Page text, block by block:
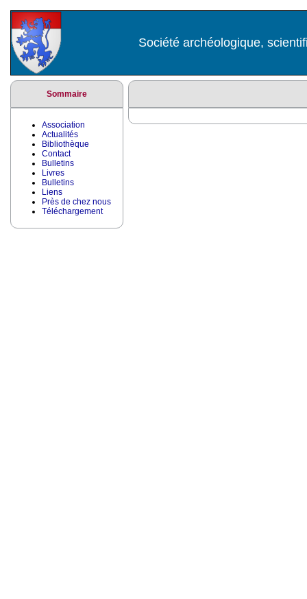
Société archéologique,
Sommaire
Association
Actualités
Bibliothèque
Contact
Bulletins
Livres
Bulletins
Liens
Près de chez nous
Téléchargement